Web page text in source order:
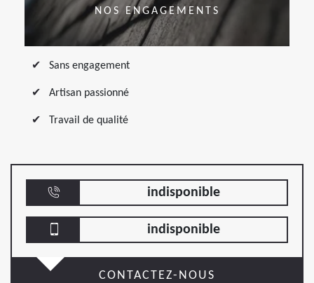
NOS ENGAGEMENTS
Sans engagement
Artisan passionné
Travail de qualité
indisponible
indisponible
CONTACTEZ-NOUS